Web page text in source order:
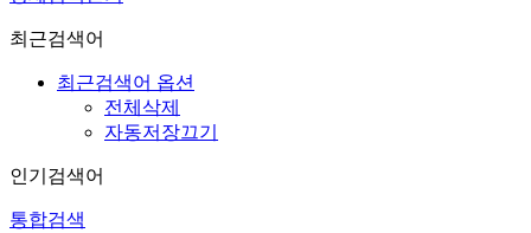
최근검색어
최근검색어 옵션
전체삭제
자동저장끄기
인기검색어
통합검색